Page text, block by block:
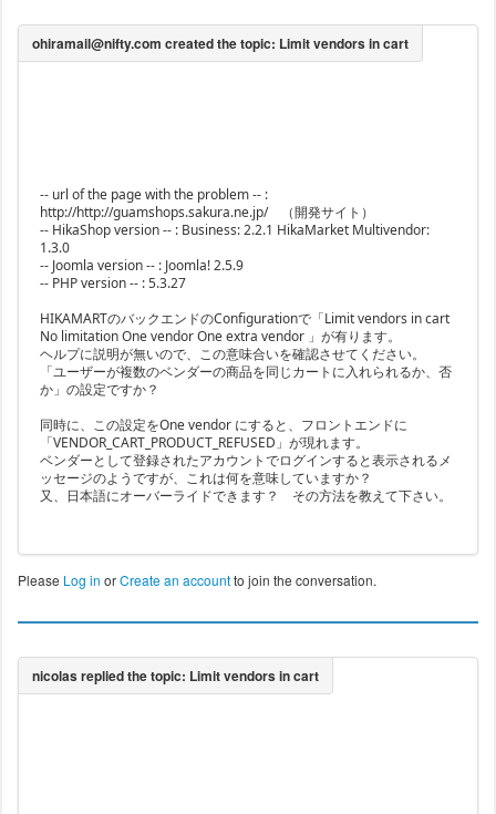
-- url of the page with the problem -- :
http://http://guamshops.sakura.ne.jp/ （開発サイト）
-- HikaShop version -- : Business: 2.2.1 HikaMarket Multivendor:
1.3.0
-- Joomla version -- : Joomla! 2.5.9
-- PHP version -- : 5.3.27
HIKAMARTのバックエンドのConfigurationで「Limit vendors in cart
No limitation One vendor One extra vendor 」が有ります。
ヘルプに説明が無いので、この意味合いを確認させてください。
「ユーザーが複数のベンダーの商品を同じカートに入れられるか、否
か」の設定ですか？
同時に、この設定をOne vendor にすると、フロントエンドに
「VENDOR_CART_PRODUCT_REFUSED」が現れます。
ベンダーとして登録されたアカウントでログインすると表示されるメ
ッセージのようですが、これは何を意味していますか？
又、日本語にオーバーライドできます？ その方法を教えて下さい。
Please Log in orCreate an accountto join the conversation.